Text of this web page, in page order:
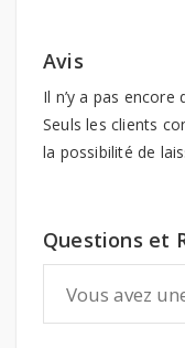
Avis
Il n’y a pas encore
Seuls les clients
la possibilité de
Questions et